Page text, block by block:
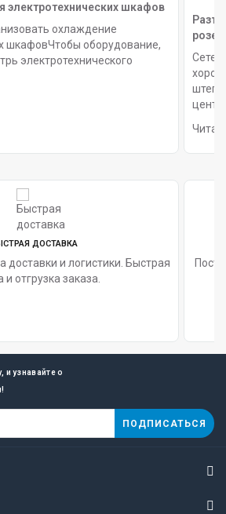
электротехнических шкафов
охлаждение
шкафовЧтобы оборудование,
электротехнического
ДОСТАВКА
доставки и логистики. Быстрая
и отгрузка заказа.
и узнавайте о
ПОДПИСАТЬСЯ